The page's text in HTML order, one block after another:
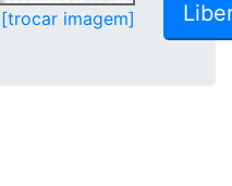
[trocar imagem]